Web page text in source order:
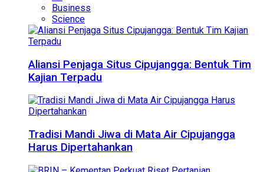
Business
Science
Aliansi Penjaga Situs Cipujangga: Bentuk Tim
Kajian Terpadu
Tradisi Mandi Jiwa di Mata Air Cipujangga
Harus Dipertahankan